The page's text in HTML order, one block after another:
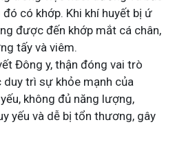
có khớp. Khi khí huyết bị ứ
được đến khớp mắt cá chân,
tấy và viêm.
Đông y, thận đóng vai trò
trì sự khỏe mạnh của
không đủ năng lượng,
yếu và dễ bị tổn thương, gây